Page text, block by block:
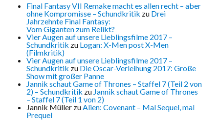
Final Fantasy VII Remake macht es allen recht – aber
ohne Kompromisse – Schundkritik zu Drei
Jahrzehnte Final Fantasy:
Vom Giganten zum Relikt?
Vier Augen auf unsere Lieblingsfilme 2017 –
Schundkritik zu Logan: X-Men post X-Men
(Filmkritik)
Vier Augen auf unsere Lieblingsfilme 2017 –
Schundkritik zu Die Oscar-Verleihung 2017: Große
Show mit großer Panne
Jannik schaut Game of Thrones – Staffel 7 (Teil 2 von
2) – Schundkritik zu Jannik schaut Game of Thrones
– Staffel 7 (Teil 1 von 2)
Jannik Müller zu Alien: Covenant – Mal Sequel, mal
Prequel